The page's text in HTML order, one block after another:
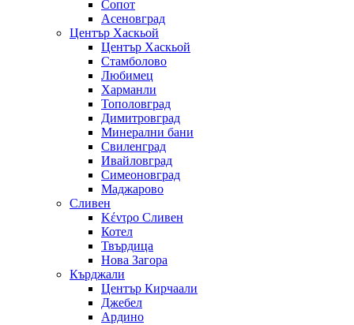
Сопот
Асеновград
Център Хаскьой
Център Хаскьой
Стамболово
Любимец
Харманли
Тополовград
Димитровград
Минерални бани
Свиленград
Ивайловград
Симеоновград
Маджарово
Сливен
Κέντρο Сливен
Котел
Твърдица
Нова Загора
Кърджали
Център Кирчаали
Джебел
Ардино